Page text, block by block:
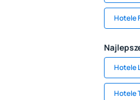
Hotele
Hotele
Hotele